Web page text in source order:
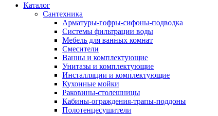
Каталог
Сантехника
Арматуры-гофры-сифоны-подводка
Системы фильтрации воды
Мебель для ванных комнат
Смесители
Ванны и комплектующие
Унитазы и комплектующие
Инсталляции и комплектующие
Кухонные мойки
Раковины-столешницы
Кабины-ограждения-трапы-поддоны
Полотенцесушители